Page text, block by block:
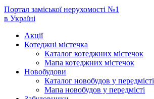
Портал заміської нерухомості №1
в Україні
Акції
Котеджні містечка
Каталог котеджних містечок
Мапа котеджних містечок
Новобудови
Каталог новобудов у передмісті
Мапа новобудов у передмісті